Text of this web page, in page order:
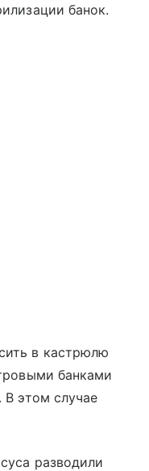
банок.
в кастрюлю
банками
В этом случае
разводили